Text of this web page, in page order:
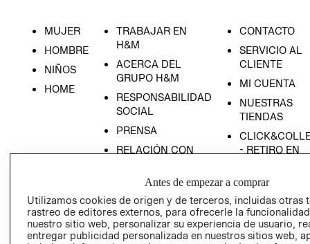
MUJER
HOMBRE
NIÑOS
HOME
TRABAJAR EN
H&M
ACERCA DEL
GRUPO H&M
RESPONSABILIDAD
SOCIAL
PRENSA
RELACIÓN CON
POLÍTICA
EMPRESARIAL
CONTACTO
SERVICIO AL
CLIENTE
MI CUENTA
NUESTRAS
TIENDAS
- RETIRO EN
TÉRMINOS Y
CONDICIONES
AVISO DE
PRIVACIDAD
Antes de empezar a comprar
Utilizamos cookies de origen y de terceros, incluidas otras
rastreo de editores externos, para ofrecerle la
nuestro sitio web, personalizar su experiencia de usuario,
entregar publicidad personalizada en nuestros sitios web,